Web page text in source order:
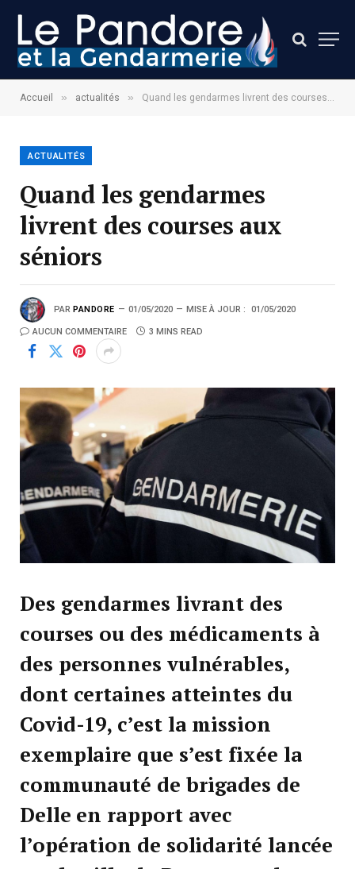
Accueil » actualités » Quand les gendarmes livrent des courses aux séniors
ACTUALITÉS
Quand les gendarmes
livrent des courses aux
séniors
PAR PANDORE 01/05/2020 MISE À JOUR : 01/05/2020
AUCUN COMMENTAIRE 3 MINS READ
Des gendarmes livrant des
courses ou des médicaments à
des personnes vulnérables,
dont certaines atteintes du
Covid-19, c’est la mission
exemplaire que s’est fixée la
communauté de brigades de
Delle en rapport avec
l’opération de solidarité lancée